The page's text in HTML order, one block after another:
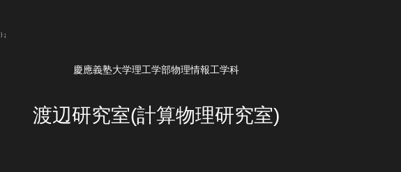
慶應義塾大学理工学部物理情報工学科
渡辺研究室(計算物理研究室)